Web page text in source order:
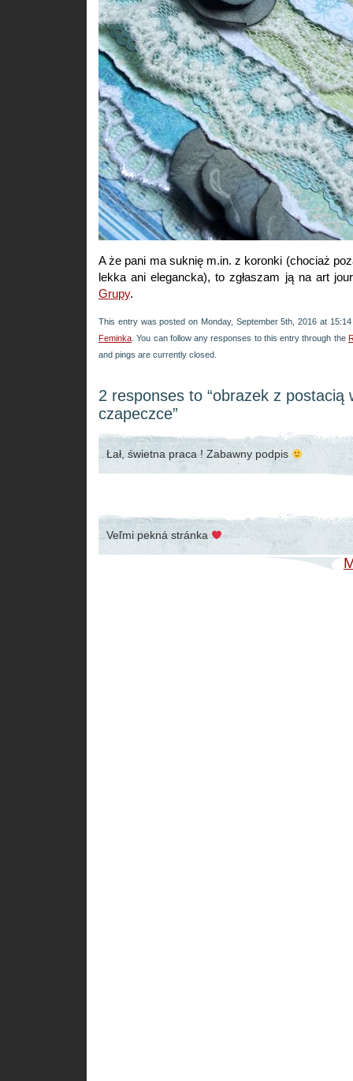
A że pani ma suknię m.in. z koronki (chociaż
lekka ani elegancka), to zgłaszam ją na art
Grupy.
This entry was posted on Monday, September 5th, 2016 at
Feminka . You can follow any responses to this entry through the
and pings are currently closed.
2 responses to “obrazek z postacią
czapeczce”
Łał, świetna praca ! Zabawny podpis
Veľmi pekná stránka